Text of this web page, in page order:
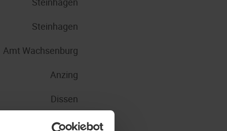
Steinhagen
Amt Wachsenburg
Anzing
Dissen
Nohfelden